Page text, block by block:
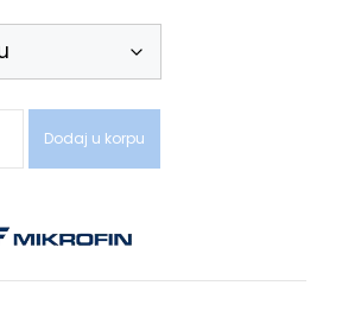
Dodaj u korpu